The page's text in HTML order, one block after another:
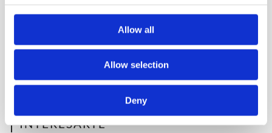
Allow all
Allow selection
Deny
Alquimia Corte Único
Blanco
BODEGA CERRO DEL TORO
INTERESARTE